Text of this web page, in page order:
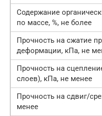
Содержание
по массе, %, не более
Прочность на сжатие
деформации, кПа, не
Прочность на
слоев), кПа, не менее
Прочность на сдвиг/
менее